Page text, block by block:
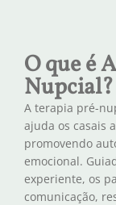
O que é
Nupcial?
A terapia pré-
ajuda os casais
promovendo
emocional.
experiente, os
comunicação,